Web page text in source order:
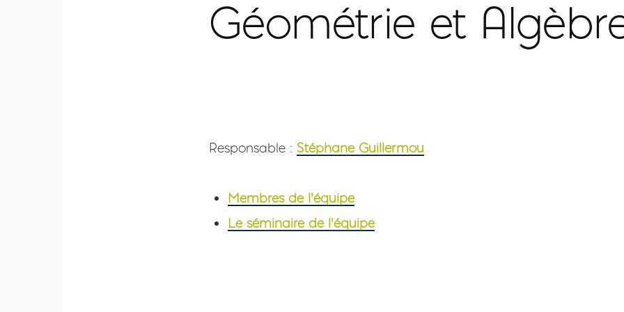
Géométrie et
options de configuration Ouvert
Corps
Responsable : Stéphane Guillermou
Membres de l'équipe
Le séminaire de l'équipe